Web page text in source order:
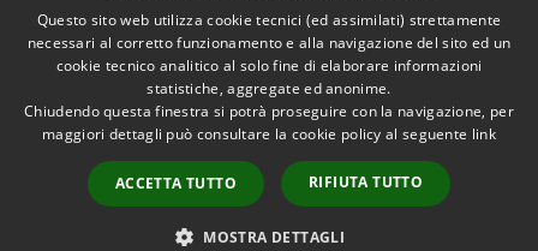
Accessibilità
Privacy
Mappa del sito
Copyright © 2026 • Comune di
Fontevivo • Powered by
Municipium•Accesso
redazione
Questo sito web utilizza cookie tecnici (ed assimilati) strettamente
necessari al corretto funzionamento e alla navigazione del sito ed un
cookie tecnico analitico al solo fine di elaborare informazioni
statistiche, aggregate ed anonime.
Chiudendo questa finestra si potrà proseguire con la navigazione, per
maggiori dettagli può consultare la cookie policy al seguente link
ACCETTA TUTTO RIFIUTA TUTTO
MOSTRA DETTAGLI